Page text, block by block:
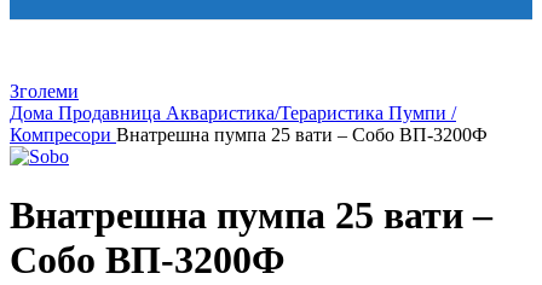
Зголеми
Дома Продавница Акваристика/Тераристика Пумпи /
Компресори Внатрешна пумпа 25 вати – Собо ВП-3200Ф
Внатрешна пумпа 25 вати –
Собо ВП-3200Ф